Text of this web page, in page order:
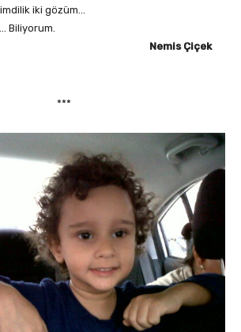
iki gözüm…
Biliyorum.
Çiçek
***